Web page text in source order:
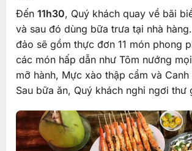
Đến 11h30, Quý khách quay về bãi
và sau đó dùng bữa trưa tại nhà
đảo sẽ gồm thực đơn 11 món phong
các món hấp dẫn như Tôm nướng
mỡ hành, Mực xào thập cẩm và Canh
Sau bữa ăn, Quý khách nghỉ ngơi thư